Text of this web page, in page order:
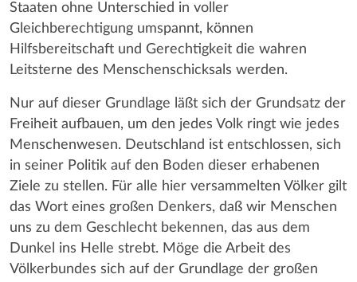
Staaten ohne Unterschied in voller
Gleichberechtigung umspannt, können
Hilfsbereitschaft und Gerechtigkeit die wahren
Leitsterne des Menschenschicksals werden.
Nur auf dieser Grundlage läßt sich der Grundsatz der
Freiheit aufbauen, um den jedes Volk ringt wie jedes
Menschenwesen. Deutschland ist entschlossen, sich
in seiner Politik auf den Boden dieser erhabenen
Ziele zu stellen. Für alle hier versammelten Völker gilt
das Wort eines großen Denkers, daß wir Menschen
uns zu dem Geschlecht bekennen, das aus dem
Dunkel ins Helle strebt. Möge die Arbeit des
Völkerbundes sich auf der Grundlage der großen